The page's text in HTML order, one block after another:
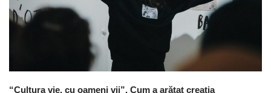
“Cultura vie, cu oameni vii”. Cum a arătat creația